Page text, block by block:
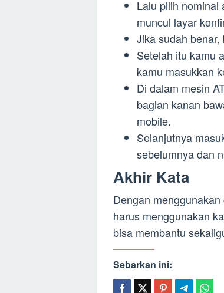
Lalu pilih nominal
muncul layar
Jika sudah
Setelah itu kamu
kamu masukkan
Di dalam mesin
bagian kanan
mobile.
Selanjutnya
sebelumnya dan
Akhir Kata
Dengan
harus menggunakan
bisa membantu
Sebarkan ini: